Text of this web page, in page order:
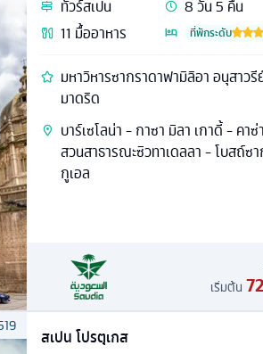
ทัวร์สเปน 8วัน5 คืน
11 มื้ออาหาร ที่พักระดับ
มหาวิหารซากราดาฟามิลิอา อนุสาว
มาดริด
บาร์เซโลน่า - กาซา มิลา เกาดี้ - ค
สวนสาธารณะซิวทาเดลลา - โบสถ์ซ
กูเอล
เริ่มต้น
สเปน โปรตุเกส